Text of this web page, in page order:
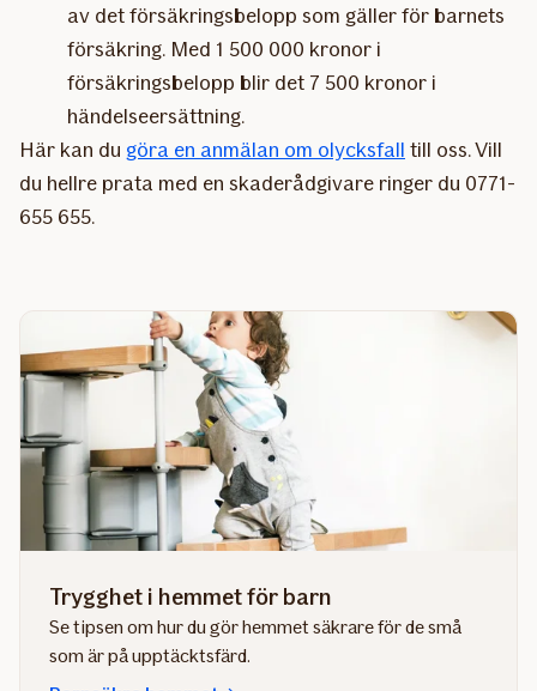
av det försäkringsbelopp som gäller för barnets
försäkring. Med 1 500 000 kronor i
försäkringsbelopp blir det 7 500 kronor i
händelseersättning.
Här kan du göra en anmälan om olycksfall till oss. Vill
du hellre prata med en skaderådgivare ringer du 0771-
655 655.
Trygghet i hemmet för barn
Se tipsen om hur du gör hemmet säkrare för de små
som är på upptäcktsfärd.